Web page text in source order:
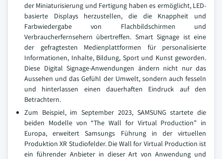
der Miniaturisierung und Fertigung haben es ermöglicht, LED-
basierte Displays herzustellen, die die Knappheit und
Farbwiedergabe von Flachbildschirmen und
Verbraucherfernsehern übertreffen. Smart Signage ist eine
der gefragtesten Medienplattformen für personalisierte
Informationen, Inhalte, Bildung, Sport und Kunst geworden.
Diese Digital Signage-Anwendungen ändern nicht nur das
Aussehen und das Gefühl der Umwelt, sondern auch fesseln
und hinterlassen einen dauerhaften Eindruck auf den
Betrachtern.
Zum Beispiel, im September 2023, SAMSUNG startete die
beiden Modelle von “The Wall for Virtual Production” in
Europa, erweitert Samsungs Führung in der virtuellen
Produktion XR Studiofelder. Die Wall for Virtual Production ist
ein führender Anbieter in dieser Art von Anwendung und